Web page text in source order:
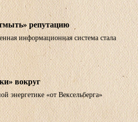
репутацию
информационная система стала
вокруг
энергетике «от Вексельберга»